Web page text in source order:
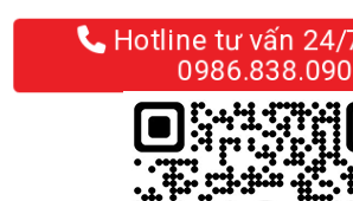
Hotline tư vấn 24/
0986.838.090